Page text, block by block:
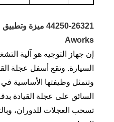
44250-26321
Aworks
إن جهاز التوجيه هو آلية
السيارة. وتقع أسفل عجلة
وتتمثل وظيفتها الأساسية
السائق على عجلة القيادة
تسحب العجلات للدوران،